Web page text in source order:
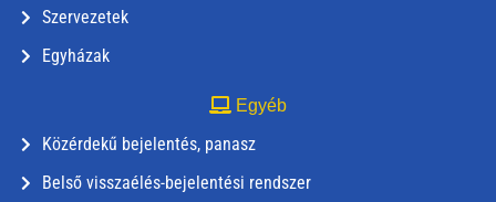
Szervezetek
Egyházak
Egyéb
Közérdekű bejelentés, panasz
Belső visszaélés-bejelentési rendszer